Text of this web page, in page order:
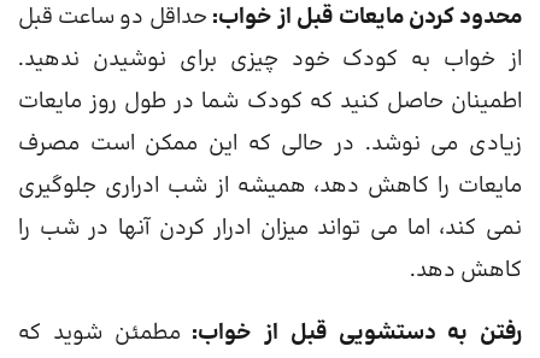
محدود کردن مایعات قبل از خواب: حداقل دو ساعت قبل
از خواب به کودک خود چیزی برای نوشیدن ندهید.
اطمینان حاصل کنید که کودک شما در طول روز مایعات
زیادی می نوشد. در حالی که این ممکن است مصرف
مایعات را کاهش دهد، همیشه از شب ادراری جلوگیری
نمی کند، اما می تواند میزان ادرار کردن آنها در شب را
کاهش دهد.
رفتن به دستشویی قبل از خواب: مطمئن شوید که